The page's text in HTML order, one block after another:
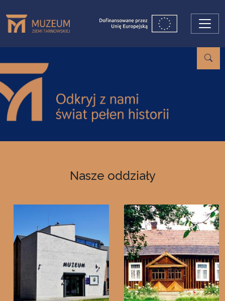
Nasze oddziały